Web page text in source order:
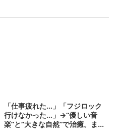
「仕事疲れた…」「フジロック
行けなかった…」→“優しい音
楽”と“大きな自然”で治癒。まだ